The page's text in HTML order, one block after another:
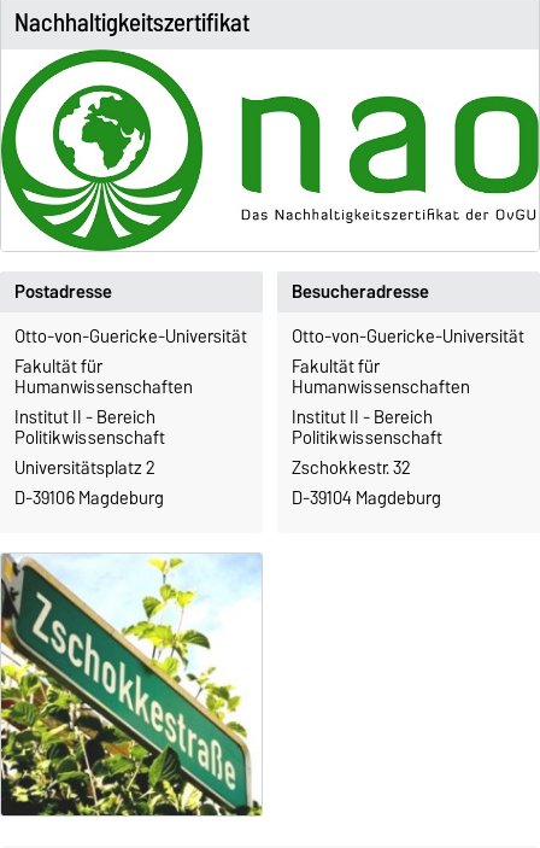
Nachhaltigkeitszertifikat
Postadresse
Otto-von-Guericke-Universität
Fakultät für
Humanwissenschaften
Institut II - Bereich
Politikwissenschaft
Universitätsplatz 2
D-39106 Magdeburg
Besucheradresse
Otto-von-Guericke-Universität
Fakultät für
Humanwissenschaften
Institut II - Bereich
Politikwissenschaft
Zschokkestr. 32
D-39104 Magdeburg